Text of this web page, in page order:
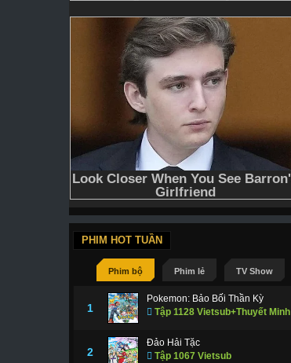
PHIM HOT TUẦN
Phim bộ Phim lẻ TV Show
1
Pokemon: Bảo Bối Thần Kỳ
Tập 1128 Vietsub+Thuyết Minh
2
Đảo Hải Tặc
Tập 1067 Vietsub